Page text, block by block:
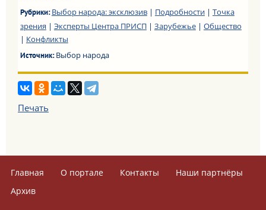
Рубрики:Выбор народа: эксклюзив| Подробности| Точка
зрения | Эксперты Центра ПРИСП| Зарубежье| Общество
| Конфликты
Источник:Выбор народа
Печать
Главная О портале Контакты
Наши партнёры
Архив